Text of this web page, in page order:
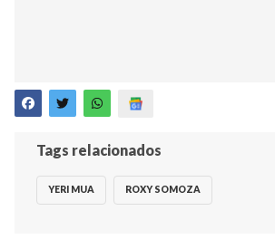
Tags relacionados
YERI MUA ROXY SOMOZA